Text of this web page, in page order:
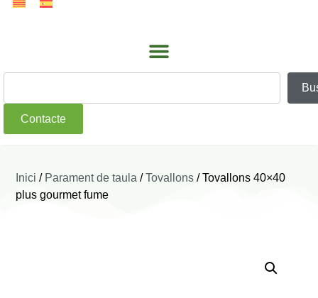
Contacte
Inici / Parament de taula /Tovallons / Tovallons 40×40
plus gourmet fume